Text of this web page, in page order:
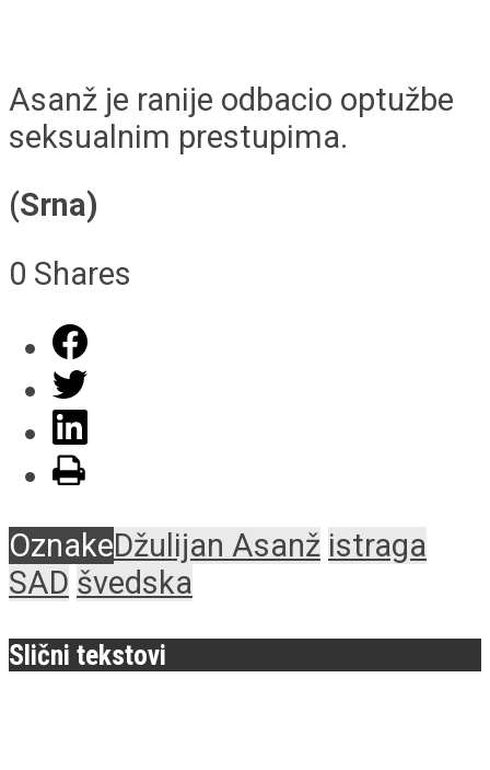
Asanž je ranije odbacio optužbe
seksualnim prestupima.
(Srna)
0 Shares
OznakeDžulijan Asanž istraga
SAD švedska
Slični tekstovi